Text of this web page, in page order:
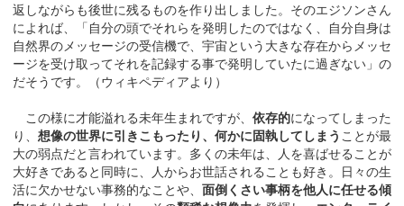
返しながらも後世に残るものを作り出しました。そのエジソンさん
によれば、「自分の頭でそれらを発明したのではなく、自分自身は
自然界のメッセージの受信機で、宇宙という大きな存在からメッセ
ージを受け取ってそれを記録する事で発明していたに過ぎない」の
だそうです。（ウィキペディアより）
この様に才能溢れる未年生まれですが、 依存的になってしまった
り、 想像の世界に引きこもったり、何かに固執してしまう ことが最
大の弱点だと言われています。多くの未年は、人を喜ばせることが
大好きであると同時に、人からお世話されることも好き。日々の生
活に欠かせない事務的なことや、 面倒くさい事柄を他人に任せる傾